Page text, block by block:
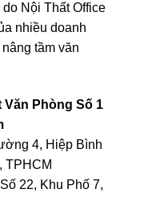
Nội Thất Office
nhiều doanh
tầm văn
Văn Phòng Số 1
4, Hiệp Bình
TPHCM
22, Khu Phố 7,